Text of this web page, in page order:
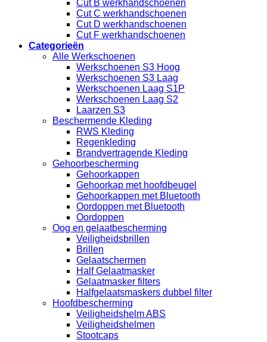
Cut B werkhandschoenen
Cut C werkhandschoenen
Cut D werkhandschoenen
Cut F werkhandschoenen
Categorieën
Alle Werkschoenen
Werkschoenen S3 Hoog
Werkschoenen S3 Laag
Werkschoenen Laag S1P
Werkschoenen Laag S2
Laarzen S3
Beschermende Kleding
RWS Kleding
Regenkleding
Brandvertragende Kleding
Gehoorbescherming
Gehoorkappen
Gehoorkap met hoofdbeugel
Gehoorkappen met Bluetooth
Oordoppen met Bluetooth
Oordoppen
Oog en gelaatbescherming
Veiligheidsbrillen
Brillen
Gelaatschermen
Half Gelaatmasker
Gelaatmasker filters
Halfgelaatsmaskers dubbel filter
Hoofdbescherming
Veiligheidshelm ABS
Veiligheidshelmen
Stootcaps